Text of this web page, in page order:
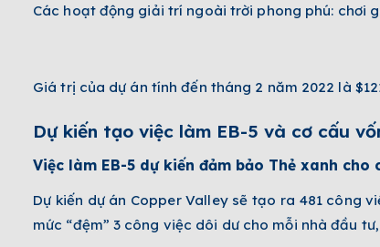
Các hoạt động giải trí ngoài trời phong phú: chơi
Giá trị của dự án tính đến tháng 2 năm 2022 là
Dự kiến tạo việc làm EB-5 và cơ cấu
Việc làm EB-5 dự kiến đảm bảo Thẻ xanh cho
Dự kiến dự án Copper Valley sẽ tạo ra 481 công
mức “đệm” 3 công việc dôi dư cho mỗi nhà đầu